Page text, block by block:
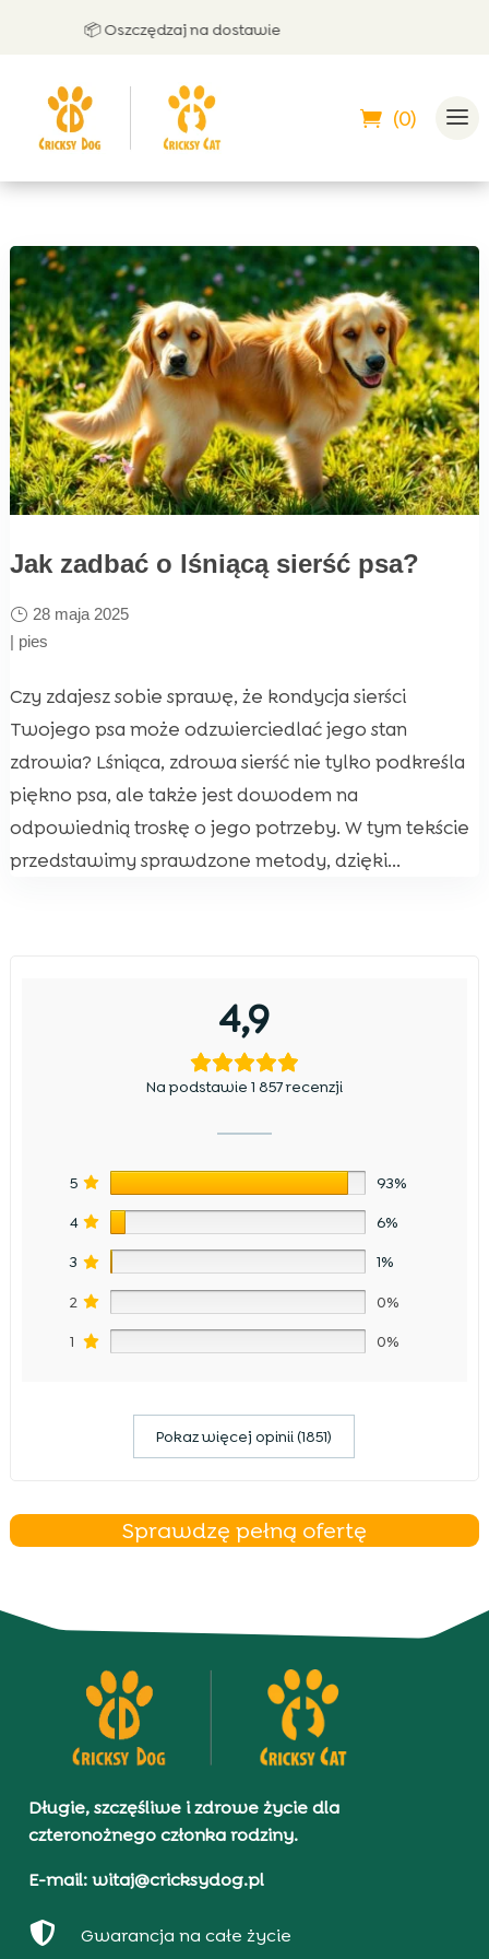
📦 Oszczędzaj na dostawie
(0)
Jak zadbać o lśniącą sierść psa?
28 maja 2025
| pies
Czy zdajesz sobie sprawę, że kondycja sierści
Twojego psa może odzwierciedlać jego stan
zdrowia? Lśniąca, zdrowa sierść nie tylko podkreśla
piękno psa, ale także jest dowodem na
odpowiednią troskę o jego potrzeby. W tym tekście
przedstawimy sprawdzone metody, dzięki...
4,9
Na podstawie 1 857 recenzji
5 93%
4 6%
3 1%
2 0%
1 0%
Pokaz więcej opinii (1851)
Sprawdzę pełną ofertę
Długie, szczęśliwe i zdrowe życie dla
czteronożnego członka rodziny.
E-mail: witaj@cricksydog.pl
 Gwarancja na całe życie